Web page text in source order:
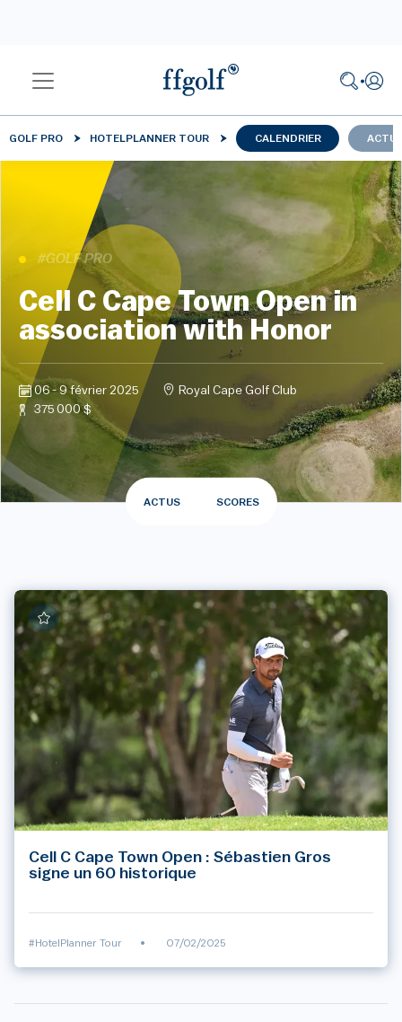
GOLF PRO HOTELPLANNER TOUR CALENDRIER
#GOLF PRO
Cell C Cape Town Open in
association with Honor
06 - 9 février 2025
Royal Cape Golf Club
375 000 $
ACTUS SCORES
Cell C Cape Town Open : Sébastien Gros
signe un 60 historique
#HotelPlanner Tour • 07/02/2025